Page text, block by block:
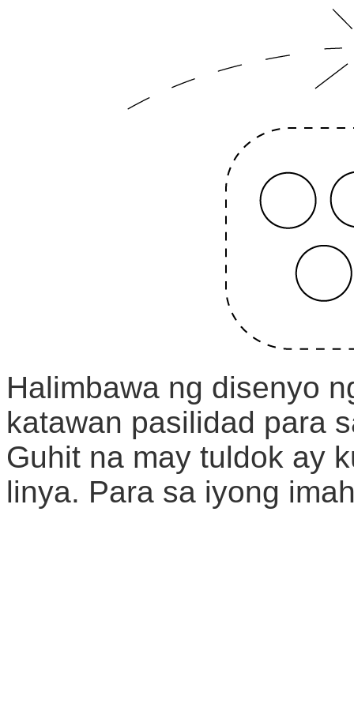
Halimbawa ng disenyo
katawan pasilidad para
Guhit na may tuldok ay
linya. Para sa iyong